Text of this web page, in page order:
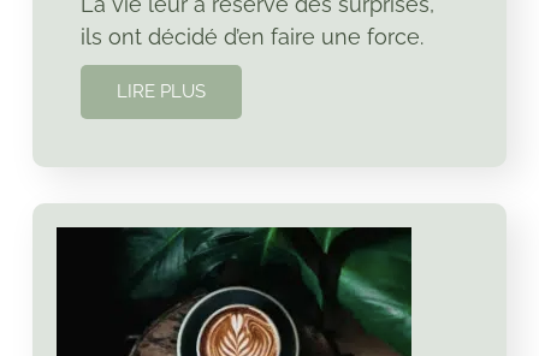
ils ont décidé d’en faire une force.
LIRE PLUS